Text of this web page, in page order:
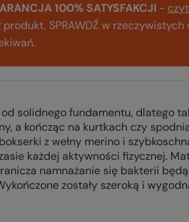
100% SATYSFAKCJI -
produkt, SPRAWDŹ w
solidnego fundamentu, dlatego
a kończąc na kurtkach czy
z wełny merino i
każdej aktywności fizycznej.
namnażanie się bakterii
zostały szeroką i